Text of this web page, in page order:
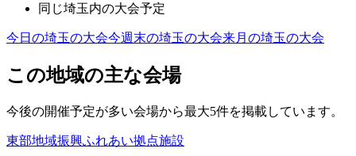
同じ埼玉内の大会予定
今日の埼玉の大会今週末の埼玉の大会来月の埼玉の大会
この地域の主な会場
今後の開催予定が多い会場から最大5件を掲載しています。
東部地域振興ふれあい拠点施設